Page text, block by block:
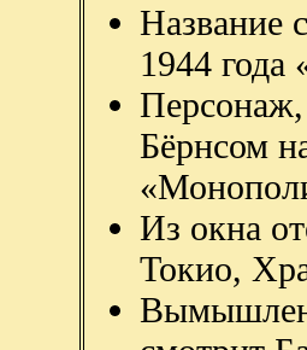
Название
1944 года
Бёрнсом
Из окна
Токио,